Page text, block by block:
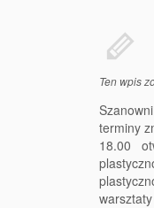
Ten wpis
terminy
18.00